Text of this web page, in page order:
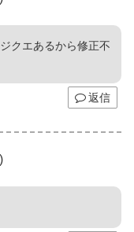
クエあるから修正不
返信